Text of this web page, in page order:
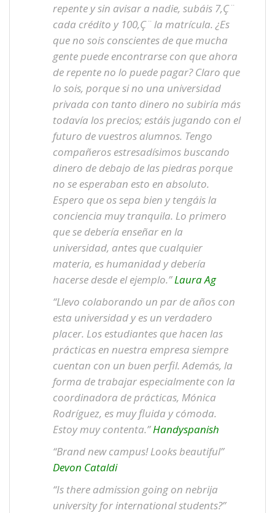
repente y sin avisar a nadie, subáis 7‚Ç¨
cada crédito y 100‚Ç¨ la matrícula. ¿Es
que no sois conscientes de que mucha
gente puede encontrarse con que ahora
de repente no lo puede pagar? Claro que
lo sois, porque si no una universidad
privada con tanto dinero no subiría más
todavía los precios; estáis jugando con el
futuro de vuestros alumnos. Tengo
compañeros estresadísimos buscando
dinero de debajo de las piedras porque
no se esperaban esto en absoluto.
Espero que os sepa bien y tengáis la
conciencia muy tranquila. Lo primero
que se debería enseñar en la
universidad, antes que cualquier
materia, es humanidad y debería
hacerse desde el ejemplo.”Laura Ag
“Llevo colaborando un par de años con
esta universidad y es un verdadero
placer. Los estudiantes que hacen las
prácticas en nuestra empresa siempre
cuentan con un buen perfil. Además, la
forma de trabajar especialmente con la
coordinadora de prácticas, Mónica
Rodríguez, es muy fluida y cómoda.
Estoy muy contenta.”Handyspanish
“Brand new campus! Looks beautiful”
Devon Cataldi
“Is there admission going on nebrija
university for international students?”